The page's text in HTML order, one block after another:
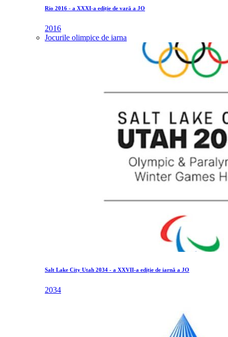
Rio 2016 - a XXXI-a ediție de vară a JO
2016
Jocurile olimpice de iarna
Salt Lake City Utah 2034 - a XXVII-a ediție de iarnă a JO
2034